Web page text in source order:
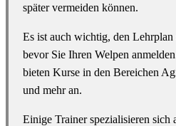
später vermeiden können.
Es ist auch wichtig, den Lehrplan
bevor Sie Ihren Welpen
bieten Kurse in den Bereichen
und mehr an.
Einige Trainer spezialisieren sich